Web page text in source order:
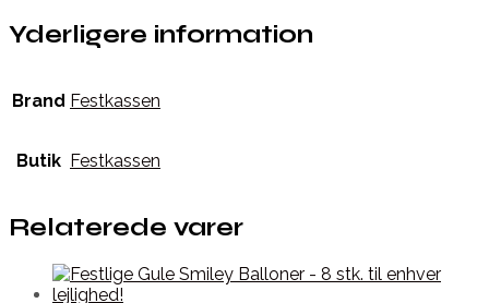
Yderligere information
Brand Festkassen
Butik Festkassen
Relaterede varer